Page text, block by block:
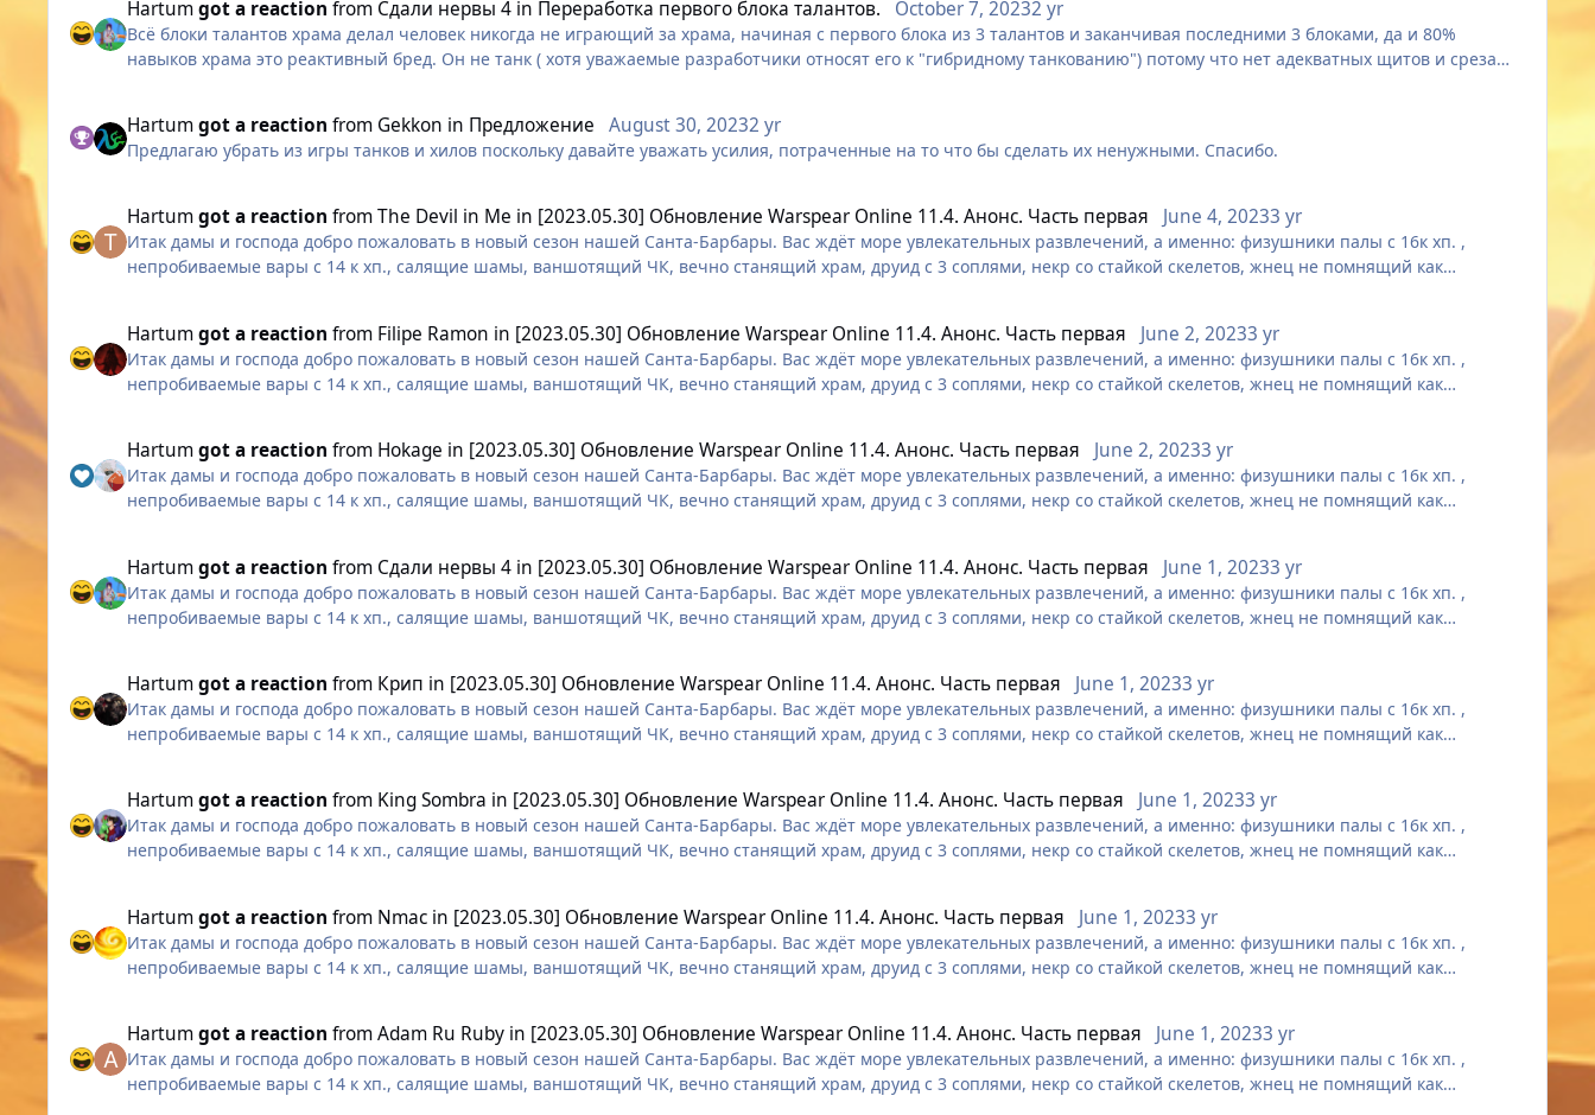
Hartumgot a reaction from Сдали нервы 4 in Переработка первого блока талантов. October 7, 20232 yr
Всё блоки талантов храма делал человек никогда не играющий за храма, начиная с первого блока из 3 талантов и заканчивая последними 3 блоками, да и 80%
навыков храма это реактивный бред. Он не танк ( хотя уважаемые разработчики относят его к "гибридному танкованию") потому что нет адекватных щитов и среза
должен лихорадочно искать моба на которого упал дебаф. Не дд, ибо дд как бы у щитовика нет, а у палочника он, уууу уу сюки переапанный храм, вносится одним
порицанием. Храм просто по большому счету высер сумрачного гения разработчиков, формата, уууу нужен новый класс, ща накатим и быстро придумает.
Hartumgot a reaction from Gekkon in Предложение August 30, 20232 yr
Предлагаю убрать из игры танков и хилов поскольку давайте уважать усилия, потраченные на то что бы сделать их ненужными. Спасибо.
Hartumgot a reaction fromThe Devil in Me in [2023.05.30] Обновление Warspear Online 11.4. Анонс. Часть первая June 4, 20233 yr
Итак дамы и господа добро пожаловать в новый сезон нашей Санта-Барбары. Вас ждёт море увлекательных развлечений, а именно: физушники палы с 16к хп. ,
непробиваемые вары с 14 к хп., салящие шамы, ваншотящий ЧК, вечно станящий храм, друид с 3 соплями, некр со стайкой скелетов, жнец не помнящий как
Hartumgot a reaction from Filipe Ramon in [2023.05.30] Обновление Warspear Online 11.4. Анонс. Часть первая June 2, 20233 yr
Итак дамы и господа добро пожаловать в новый сезон нашей Санта-Барбары. Вас ждёт море увлекательных развлечений, а именно: физушники палы с 16к хп. ,
непробиваемые вары с 14 к хп., салящие шамы, ваншотящий ЧК, вечно станящий храм, друид с 3 соплями, некр со стайкой скелетов, жнец не помнящий как
Hartumgot a reaction from Hokage in [2023.05.30] Обновление Warspear Online 11.4. Анонс. Часть первая June 2, 20233 yr
Итак дамы и господа добро пожаловать в новый сезон нашей Санта-Барбары. Вас ждёт море увлекательных развлечений, а именно: физушники палы с 16к хп. ,
непробиваемые вары с 14 к хп., салящие шамы, ваншотящий ЧК, вечно станящий храм, друид с 3 соплями, некр со стайкой скелетов, жнец не помнящий как
Hartumgot a reaction from Сдали нервы 4 in [2023.05.30] Обновление Warspear Online 11.4. Анонс. Часть первая June 1, 20233 yr
Итак дамы и господа добро пожаловать в новый сезон нашей Санта-Барбары. Вас ждёт море увлекательных развлечений, а именно: физушники палы с 16к хп. ,
непробиваемые вары с 14 к хп., салящие шамы, ваншотящий ЧК, вечно станящий храм, друид с 3 соплями, некр со стайкой скелетов, жнец не помнящий как
Hartumgot a reaction from Крип in [2023.05.30] Обновление Warspear Online 11.4. Анонс. Часть первая June 1, 20233 yr
Итак дамы и господа добро пожаловать в новый сезон нашей Санта-Барбары. Вас ждёт море увлекательных развлечений, а именно: физушники палы с 16к хп. ,
непробиваемые вары с 14 к хп., салящие шамы, ваншотящий ЧК, вечно станящий храм, друид с 3 соплями, некр со стайкой скелетов, жнец не помнящий как
Hartumgot a reaction from King Sombra in [2023.05.30] Обновление Warspear Online 11.4. Анонс. Часть первая June 1, 20233 yr
Итак дамы и господа добро пожаловать в новый сезон нашей Санта-Барбары. Вас ждёт море увлекательных развлечений, а именно: физушники палы с 16к хп. ,
непробиваемые вары с 14 к хп., салящие шамы, ваншотящий ЧК, вечно станящий храм, друид с 3 соплями, некр со стайкой скелетов, жнец не помнящий как
Hartumgot a reaction from Nmac in [2023.05.30] Обновление Warspear Online 11.4. Анонс. Часть первая June 1, 20233 yr
Итак дамы и господа добро пожаловать в новый сезон нашей Санта-Барбары. Вас ждёт море увлекательных развлечений, а именно: физушники палы с 16к хп. ,
непробиваемые вары с 14 к хп., салящие шамы, ваншотящий ЧК, вечно станящий храм, друид с 3 соплями, некр со стайкой скелетов, жнец не помнящий как
Hartumgot a reaction fromAdam Ru Ruby in [2023.05.30] Обновление Warspear Online 11.4. Анонс. Часть первая June 1, 20233 yr
Итак дамы и господа добро пожаловать в новый сезон нашей Санта-Барбары. Вас ждёт море увлекательных развлечений, а именно: физушники палы с 16к хп. ,
непробиваемые вары с 14 к хп., салящие шамы, ваншотящий ЧК, вечно станящий храм, друид с 3 соплями, некр со стайкой скелетов, жнец не помнящий как